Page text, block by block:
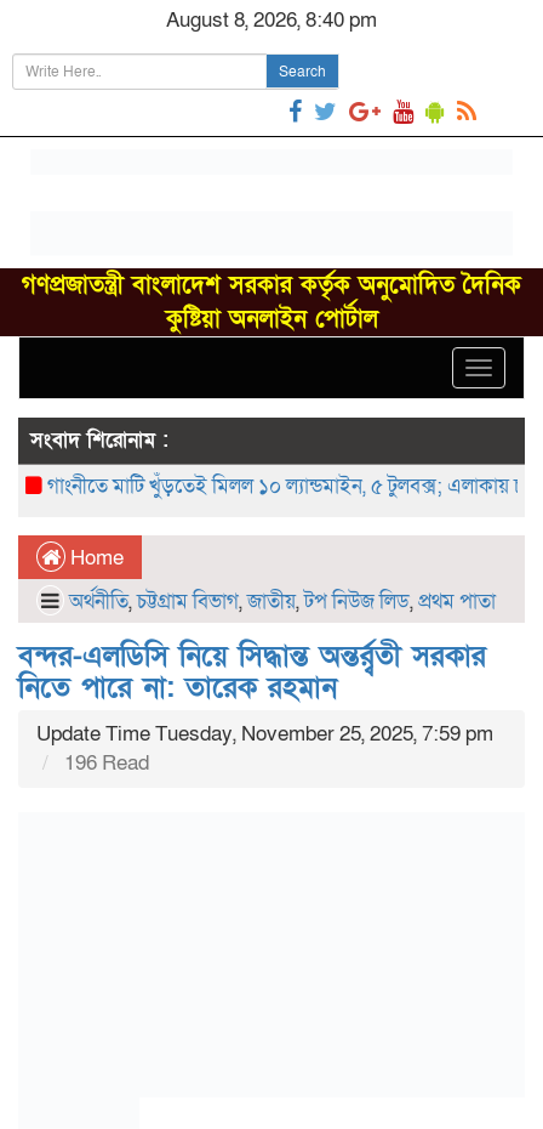
August 8, 2026, 8:40 pm
Search
গণপ্রজাতন্ত্রী বাংলাদেশ সরকার কর্তৃক অনুমোদিত দৈনিক
কুষ্টিয়া অনলাইন পোর্টাল
Toggle
সংবাদ শিরোনাম :
গাংনীতে মাটি খুঁড়তেই মিলল ১০ ল্যান্ডমাইন, ৫ টুলবক্স; এলাকায় চাঞ্চল্য
Home
অর্থনীতি,চট্টগ্রাম বিভাগ,জাতীয়,টপ নিউজ লিড,প্রথম পাতা
বন্দর-এলডিসি নিয়ে সিদ্ধান্ত অন্তর্র্বতী সরকার
নিতে পারে না: তারেক রহমান
Update Time Tuesday, November 25, 2025, 7:59 pm
196 Read